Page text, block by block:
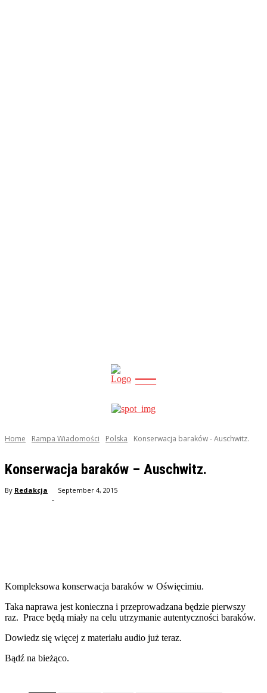
news
Home Rampa Wiadomości Polska Konserwacja baraków - Auschwitz.
Konserwacja baraków – Auschwitz.
By Redakcja
-
September 4, 2015
Kompleksowa konserwacja baraków w Oświęcimiu.
Taka naprawa jest konieczna i przeprowadzana będzie pierwszy
raz. Prace będą miały na celu utrzymanie autentyczności baraków.
Dowiedz się więcej z materiału audio już teraz.
Bądź na bieżąco.